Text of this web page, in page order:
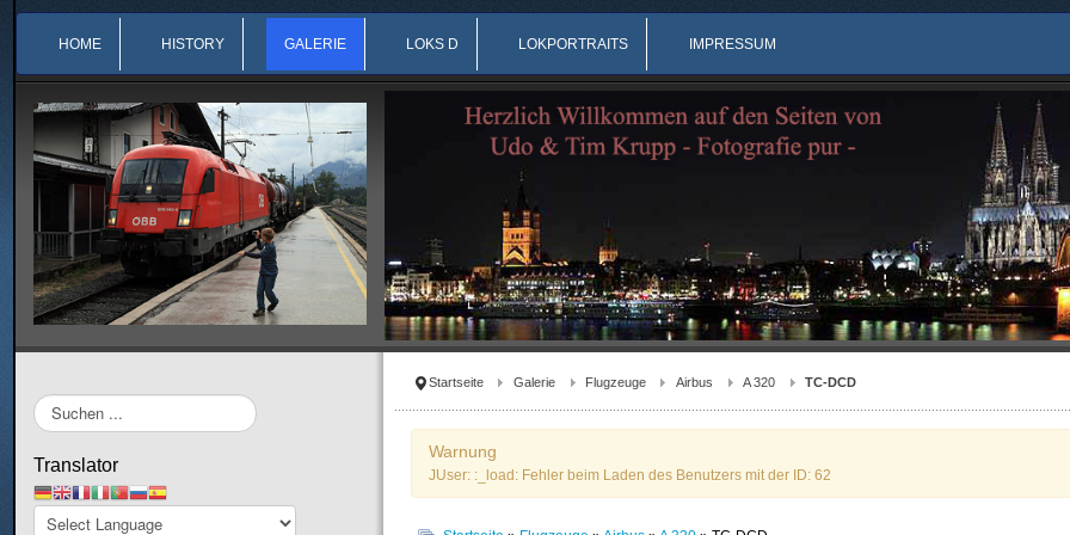
HOME HISTORY GALERIE LOKS D LOKPORTRAITS IMPRESSUM
Startseite Galerie Flugzeuge Airbus A 320 TC-DCD
Warnung
JUser: :_load: Fehler beim Laden des Benutzers mit der ID: 62
Suchen
...
Translator